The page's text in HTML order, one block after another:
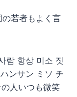
若者もよく言
람 항상 미소 짓
ンサン ミソ チ
人いつも微笑